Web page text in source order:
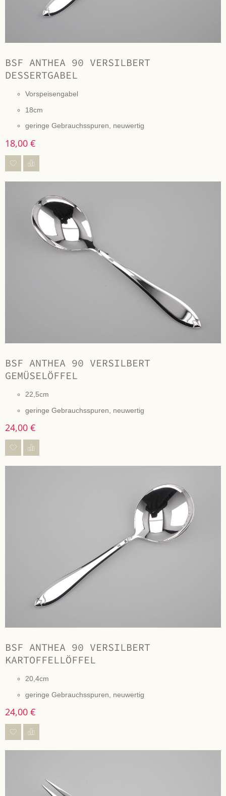
BSF ANTHEA 90 VERSILBERT
DESSERTGABEL
Vorspeisengabel
18cm
geringe Gebrauchsspuren, neuwertig
18,00 €
BSF ANTHEA 90 VERSILBERT
GEMÜSELÖFFEL
22,5cm
geringe Gebrauchsspuren, neuwertig
24,00 €
BSF ANTHEA 90 VERSILBERT
KARTOFFELLÖFFEL
20,4cm
geringe Gebrauchsspuren, neuwertig
24,00 €